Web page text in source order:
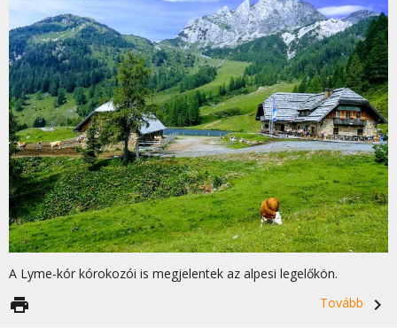
A Lyme-kór kórokozói is megjelentek az alpesi legelőkön.
Tovább
navigate_next
print